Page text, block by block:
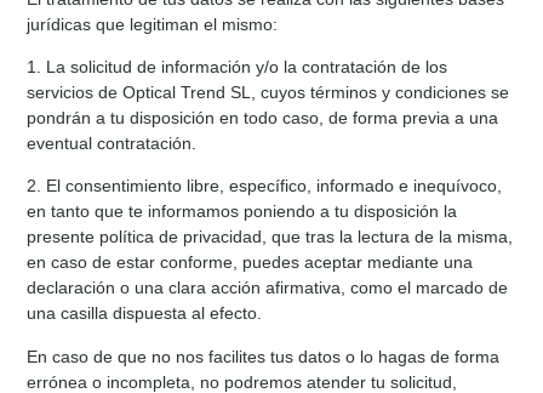
jurídicas que legitiman el mismo:
1. La solicitud de información y/o la contratación de los
servicios de Optical Trend SL, cuyos términos y condiciones se
pondrán a tu disposición en todo caso, de forma previa a una
eventual contratación.
2. El consentimiento libre, específico, informado e inequívoco,
en tanto que te informamos poniendo a tu disposición la
presente política de privacidad, que tras la lectura de la misma,
en caso de estar conforme, puedes aceptar mediante una
declaración o una clara acción afirmativa, como el marcado de
una casilla dispuesta al efecto.
En caso de que no nos facilites tus datos o lo hagas de forma
errónea o incompleta, no podremos atender tu solicitud,